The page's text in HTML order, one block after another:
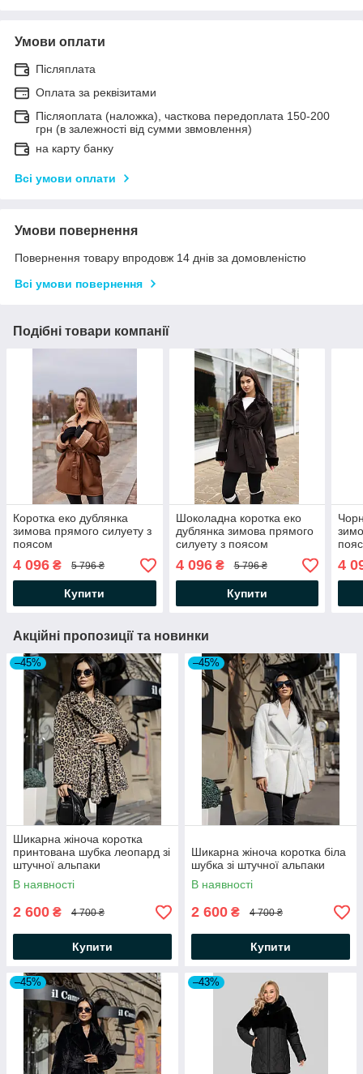
Умови оплати
Післяплата
Оплата за реквізитами
Післяоплата (наложка), часткова передоплата 150-200
грн (в залежності від сумми звмовлення)
на карту банку
Всі умови оплати
Умови повернення
Повернення товару впродовж 14 днів за домовленістю
Всі умови повернення
Подібні товари компанії
Коротка еко дублянка
зимова прямого силуету з
поясом
4 096 ₴ 5 796 ₴
Купити
Шоколадна коротка еко
дублянка зимова прямого
силуету з поясом
4 096₴ 5 796 ₴
Купити
4
Акційні пропозиції та новинки
–45%
Шикарна жіноча коротка
принтована шубка леопард зі
штучної альпаки
В наявності
2 600 ₴ 4 700 ₴
Купити
–45%
Шикарна жіноча коротка біла
шубка зі штучної альпаки
В наявності
2 600 ₴ 4 700 ₴
Купити
–45% –43%